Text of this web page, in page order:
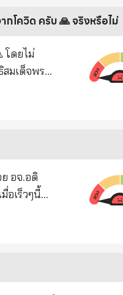
โควิด ครับ 🙏 จริงหรือไม่
โดยไม่
ดระดับชั้น
ได้
งนี้ เพื่อ
ารการยื่น
รม
” ๒.
ไม่กี่ ชม.
ารย์